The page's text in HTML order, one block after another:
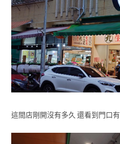
這間店剛開沒有多久 還看到門口